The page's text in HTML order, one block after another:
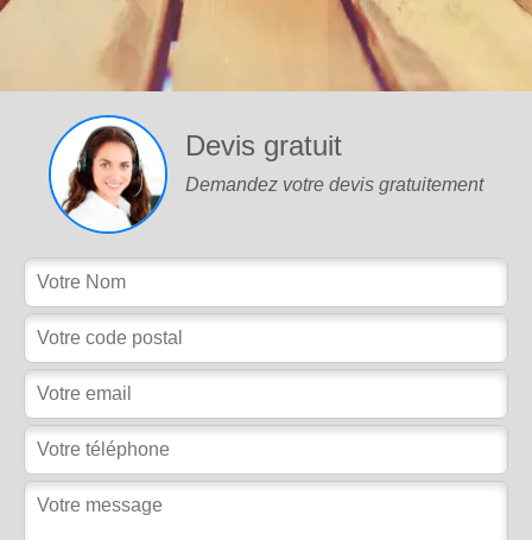
Devis gratuit
Demandez votre devis gratuitement